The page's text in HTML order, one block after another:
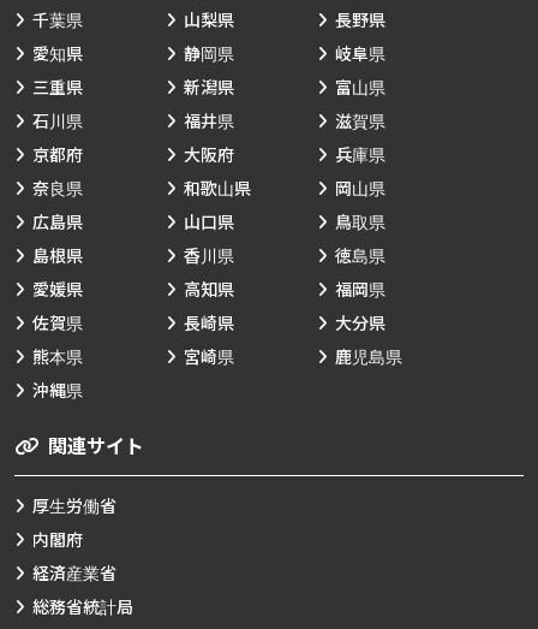
千葉県
山梨県
長野県
愛知県
静岡県
岐阜県
三重県
新潟県
富山県
石川県
福井県
滋賀県
京都府
大阪府
兵庫県
奈良県
和歌山県
岡山県
広島県
山口県
鳥取県
島根県
香川県
徳島県
愛媛県
高知県
福岡県
佐賀県
長崎県
大分県
熊本県
宮崎県
鹿児島県
沖縄県
関連サイト
厚生労働省
内閣府
経済産業省
総務省統計局